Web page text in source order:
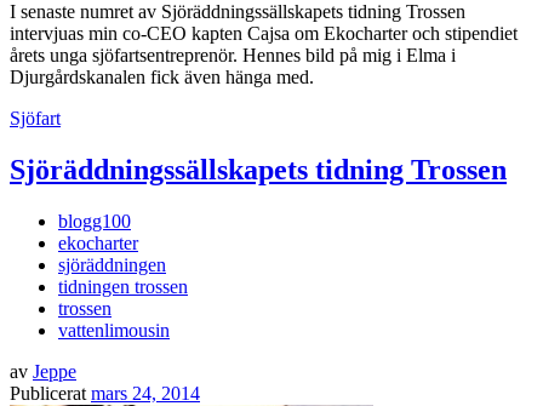
I senaste numret av Sjöräddningssällskapets tidning Trossen
intervjuas min co-CEO kapten Cajsa om Ekocharter och stipendiet
årets unga sjöfartsentreprenör. Hennes bild på mig i Elma i
Djurgårdskanalen fick även hänga med.
Sjöfart
Sjöräddningssällskapets tidning Trossen
blogg100
ekocharter
sjöräddningen
tidningen trossen
trossen
vattenlimousin
av Jeppe
Publicerat mars 24, 2014